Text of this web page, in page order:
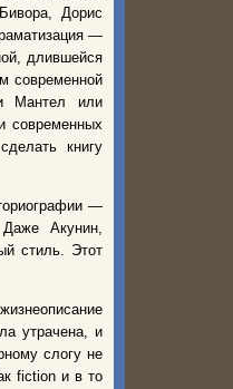
Дорис
—
длившейся
современной
Мантел или
современных
книгу
—
Акунин,
стиль. Этот
утрачена, и
слогу не
fiction и в то